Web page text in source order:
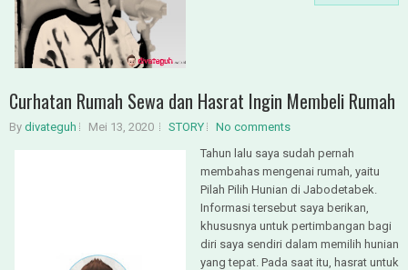
Curhatan Rumah Sewa dan Hasrat Ingin Membeli Rumah
By divateguh Mei 13, 2020 STORY
No comments
Tahun lalu saya sudah pernah
membahas mengenai rumah, yaitu
Pilah Pilih Hunian di Jabodetabek.
Informasi tersebut saya berikan,
khususnya untuk pertimbangan bagi
diri saya sendiri dalam memilih hunian
yang tepat. Pada saat itu, hasrat untuk